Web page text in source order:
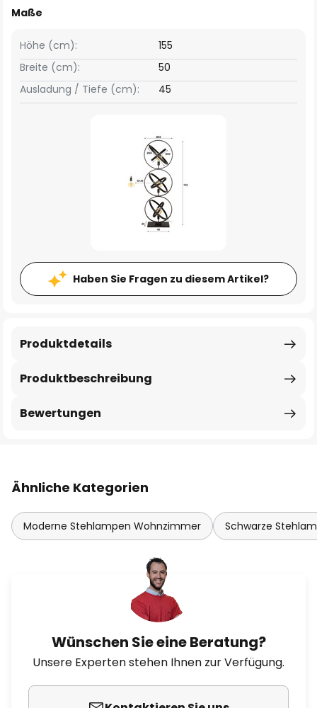
Maße
Breite (cm): 50
Höhe (cm): 155
Ausladung / Tiefe (cm): 45
Haben Sie Fragen zu diesem Artikel?
Produktbeschreibung
Produktdetails
Bewertungen
Ähnliche Kategorien
Moderne Stehlampen Wohnzimmer Schwarze
Wünschen Sie eine Beratung?
Unsere Experten stehen Ihnen zur Verfügung.